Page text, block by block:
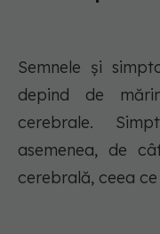
Semnele și
depind de
cerebrale.
asemenea, de
cerebrală, ceea